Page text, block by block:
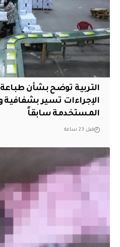
التربية توضح بشأن طباعة
الإجراءات تسير بشفافية
المستخدمة سابقاً
قبل 23 ساعة